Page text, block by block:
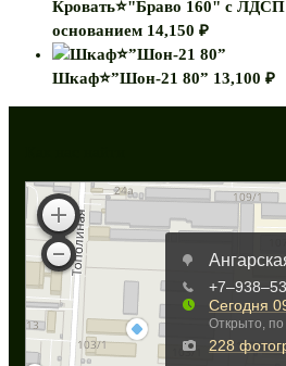
Кровать⭐"Браво 160" с ЛДСП
основанием 14,150 ₽
Шкаф⭐”Шон-21 80” 13,100 ₽